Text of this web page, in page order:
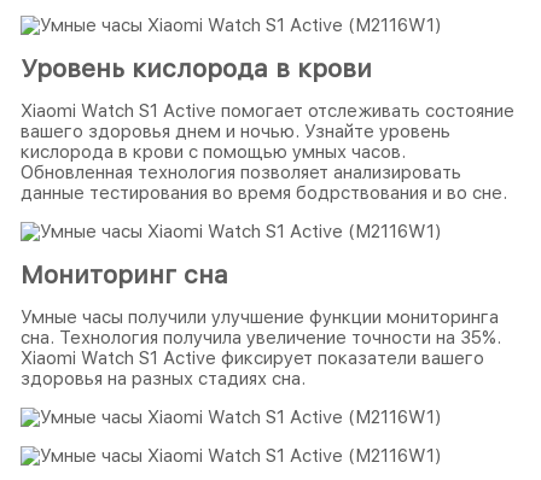
Уровень кислорода в крови
Xiaomi Watch S1 Active помогает отслеживать состояние
вашего здоровья днем и ночью. Узнайте уровень
кислорода в крови с помощью умных часов.
Обновленная технология позволяет анализировать
данные тестирования во время бодрствования и во сне.
Мониторинг сна
Умные часы получили улучшение функции мониторинга
сна. Технология получила увеличение точности на 35%.
Xiaomi Watch S1 Active фиксирует показатели вашего
здоровья на разных стадиях сна.